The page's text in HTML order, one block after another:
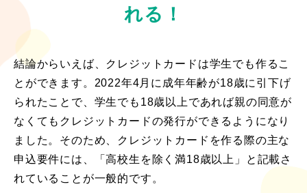
れる！
結論からいえば、クレジットカードは学生でも作るこ
とができます。2022年4月に成年年齢が18歳に引下げ
られたことで、学生でも18歳以上であれば親の同意が
なくてもクレジットカードの発行ができるようになり
ました。そのため、クレジットカードを作る際の主な
申込要件には、「高校生を除く満18歳以上」と記載さ
れていることが一般的です。